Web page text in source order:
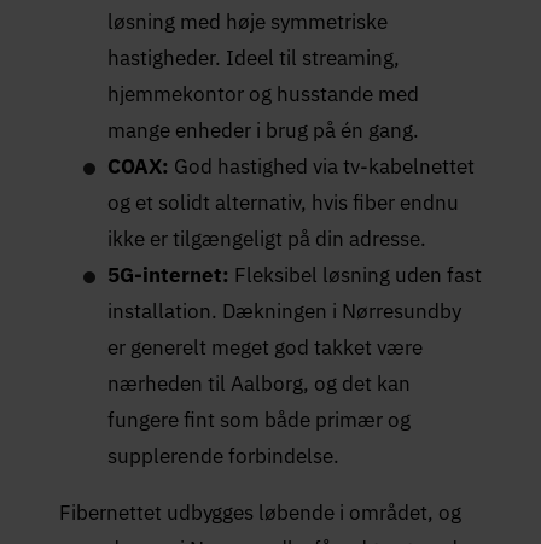
løsning med høje symmetriske
hastigheder. Ideel til streaming,
hjemmekontor og husstande med
mange enheder i brug på én gang.
COAX: God hastighed via tv-kabelnettet
og et solidt alternativ, hvis fiber endnu
ikke er tilgængeligt på din adresse.
5G-internet: Fleksibel løsning uden fast
installation. Dækningen i Nørresundby
er generelt meget god takket være
nærheden til Aalborg, og det kan
fungere fint som både primær og
supplerende forbindelse.
Fibernettet udbygges løbende i området, og